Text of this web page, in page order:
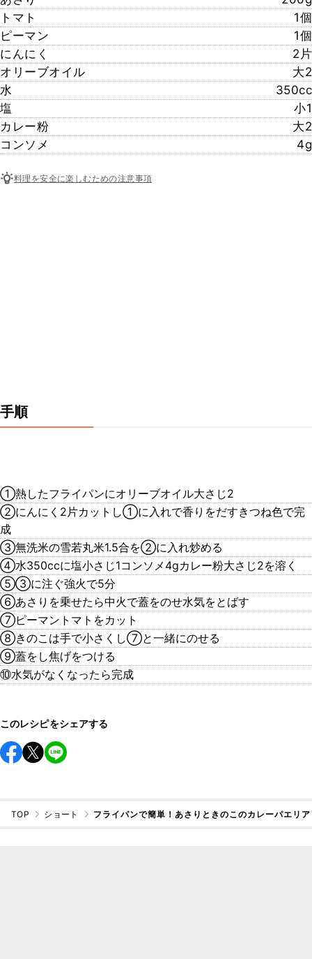
トマト
1個
ピーマン
1個
にんにく
2片
オリーブオイル
大2
水
350cc
塩
小1
カレー粉
大2
コンソメ
4g
料理を安全に楽しむための注意事項
手順
①熱したフライパンにオリーブオイル大さじ2
②にんにく2片カットし①に入れで香りをだすきつね色で完
成
③無洗米の雪若丸米1.5合を②に入れ炒める
④水350ccに塩小さじ1コンソメ4gカレー粉大さじ2を溶く
⑤③に注ぐ強火で5分
⑥あさりを乗せたら中火で蓋をのせ水気をとばす
⑦ピーマントマトをカット
⑧きのこは手で小さくし⑦と一緒にのせる
⑨蓋をし焦げをつける
⑩水気がなくなったら完成
このレシピをシェアする
TOP ショート フライパンで簡単！あさりときのこのカレーパエリア